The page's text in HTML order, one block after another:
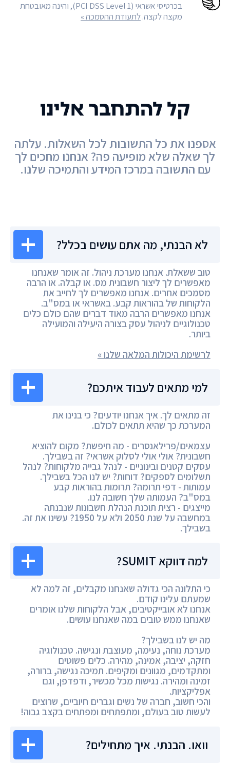
בכרטיסי אשראי (PCI DSS Level 1), והינה מאובטחת
מקצה לקצה.לתעודת ההסמכה »
לא הבנתי, מה אתם עושים בכלל?
טוב ששאלת. אנחנו מערכת ניהול. זה אומר שאנחנו
מאפשרים לך ליצור חשבונית מס. או קבלה. או הרבה
מסמכים אחרים. אנחנו מאפשרים לך לחייב את
הלקוחות של בהוראות קבע. באשראי או במס"ב.
אנחנו מאפשרים הרבה מאוד דברים שהם כולם כלים
טכנולוגיים לניהול עסק בצורה היעילה והמועילה
ביותר.
לרשימת היכולות המלאה שלנו »
למי מתאים לעבוד איתכם?
זה מתאים לך. איך אנחנו יודעים? כי בנינו את
המערכת כך שהיא תתאים לכולם.
עצמאים/פרילאנסרים - מה חיפשת? מקום להוציא
חשבונית? אולי אולי לסלוק אשראי? זה בשבילך.
עסקים קטנים ובינוניים - לנהל גבייה מלקוחות? לנהל
תשלומים לספקים? דוחות? יש לנו הכל בשבילך.
עמותות - דפי תרומה? תרומות בהוראות קבע
במס"ב? העמותה שלך חשובה לנו.
מייצגים - רצית תוכנת הנהלת חשבונות שנבנתה
במחשבה על שנת 2050 ולא על 1950? עשינו את זה.
בשבילך.
למה דווקא SUMIT?
כי התלונה הכי גדולה שאנחנו מקבלים, זה למה לא
שמעתם עלינו קודם.
אנחנו לא אובייקטיבים, אבל הלקוחות שלנו אומרים
שאנחנו ממש טובים במה שאנחנו עושים.
מה יש לנו בשבילך?
מערכת נוחה, נעימה, מעוצבת ונגישה. טכנולוגיה
חזקה, יציבה, אמינה, מהירה. כלים פשוטים
ומתקדמים, מגוונים ומקיפים. תמיכה נגישה, ברורה,
זמינה ומהירה. נגישות מכל מכשיר, ודפדפן, וגם
אפליקציות.
והכי חשוב, חברה של נשים וגברים חיוביים, שרוצים
לעשות טוב בעולם, ומתפתחים ומפתחים בקצב גבוה!
וואו. הבנתי. איך מתחילים?
קל להתחבר אלינו
אספנו את כל התשובות לכל השאלות. עלתה
לך שאלה שלא מופיעה פה? אנחנו מחכים לך
עם התשובה במרכז המידע והתמיכה שלנו.